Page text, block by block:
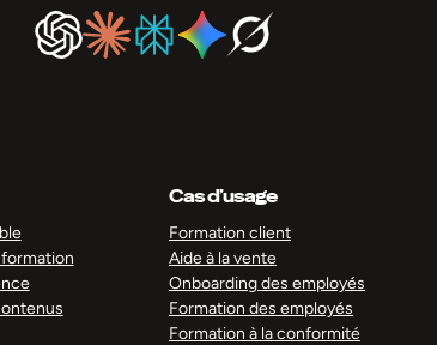
Cas d’usage
Formation client
Aide à la vente
Onboarding des employés
Formation des employés
Formation à la conformité